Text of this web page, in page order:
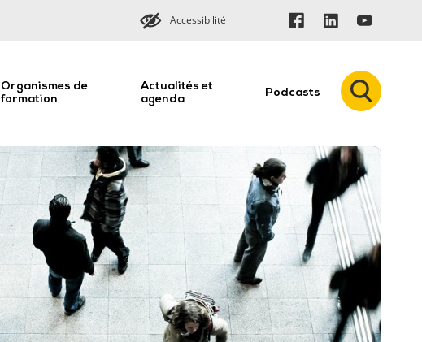
Accessibilité
Organismes de
formation
Actualités et
agenda
Podcasts